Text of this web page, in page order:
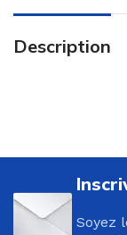
Description
Soyez